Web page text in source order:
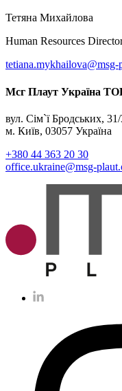
Тетяна Михайлова
Human Resources
tetiana.mykhailova@msg-
Мсг Плаут Україна
вул. Сім`ї Бродських,
м. Київ, 03057 Україна
+380 44 363 20 30
office.ukraine@msg-